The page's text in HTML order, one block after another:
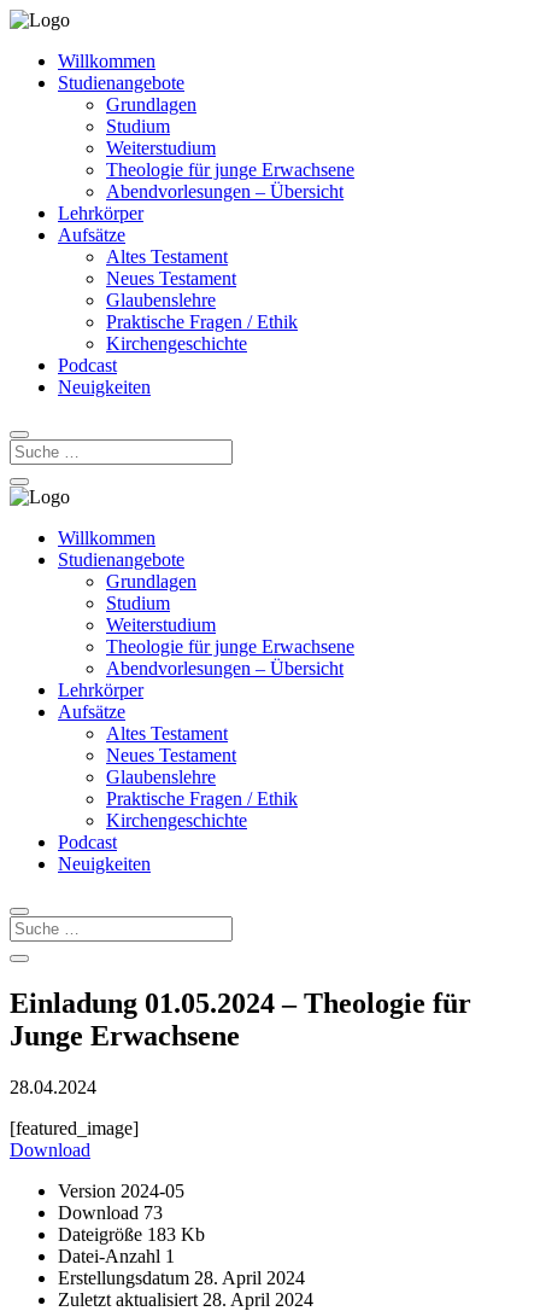
Willkommen
Studienangebote
Grundlagen
Studium
Weiterstudium
Theologie für junge Erwachsene
Abendvorlesungen – Übersicht
Lehrkörper
Aufsätze
Altes Testament
Neues Testament
Glaubenslehre
Praktische Fragen / Ethik
Kirchengeschichte
Podcast
Neuigkeiten
Willkommen
Studienangebote
Grundlagen
Studium
Weiterstudium
Theologie für junge Erwachsene
Abendvorlesungen – Übersicht
Lehrkörper
Aufsätze
Altes Testament
Neues Testament
Glaubenslehre
Praktische Fragen / Ethik
Kirchengeschichte
Podcast
Neuigkeiten
Einladung 01.05.2024 – Theologie für
Junge Erwachsene
28.04.2024
[featured_image]
Download
Version 2024-05
Download 73
Dateigröße 183 Kb
Datei-Anzahl 1
Erstellungsdatum 28. April 2024
Zuletzt aktualisiert 28. April 2024